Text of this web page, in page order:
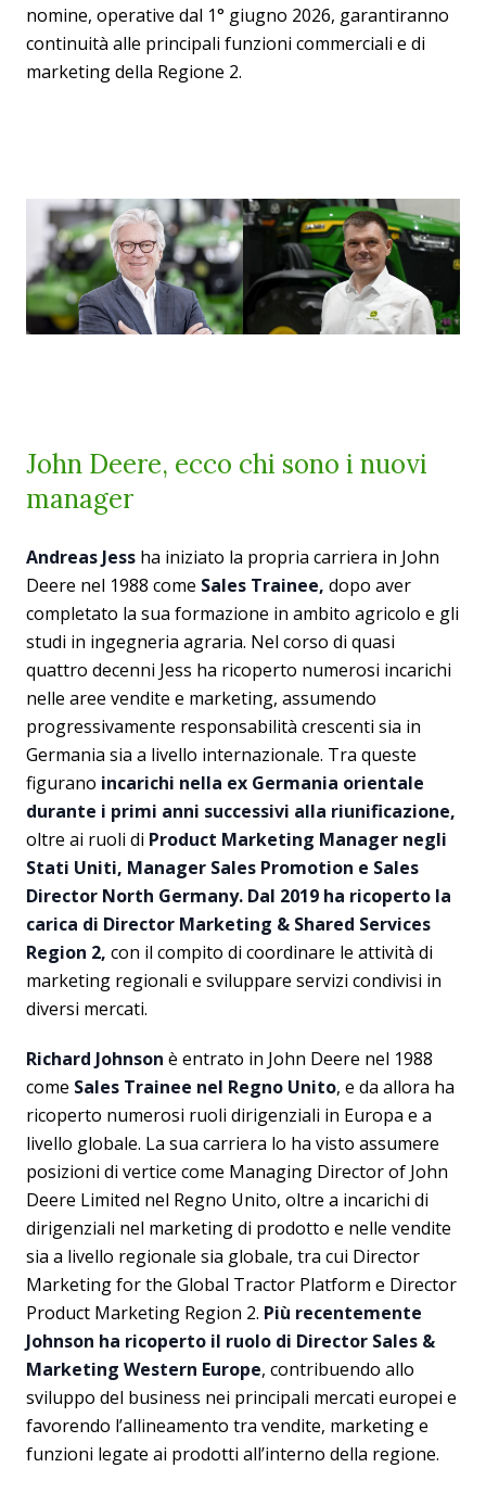
nomine, operative dal 1° giugno 2026, garantiranno
continuità alle principali funzioni commerciali e di
marketing della Regione 2.
John Deere, ecco chi sono i nuovi
manager
Andreas Jess ha iniziato la propria carriera in John
Deere nel 1988 come Sales Trainee, dopo aver
completato la sua formazione in ambito agricolo e gli
studi in ingegneria agraria. Nel corso di quasi
quattro decenni Jess ha ricoperto numerosi incarichi
nelle aree vendite e marketing, assumendo
progressivamente responsabilità crescenti sia in
Germania sia a livello internazionale. Tra queste
figurano incarichi nella ex Germania orientale
durante i primi anni successivi alla riunificazione,
oltre ai ruoli di Product Marketing Manager negli
Stati Uniti, Manager Sales Promotion e Sales
Director North Germany. Dal 2019 ha ricoperto la
carica di Director Marketing & Shared Services
Region 2, con il compito di coordinare le attività di
marketing regionali e sviluppare servizi condivisi in
diversi mercati.
Richard Johnson è entrato in John Deere nel 1988
come Sales Trainee nel Regno Unito, e da allora ha
ricoperto numerosi ruoli dirigenziali in Europa e a
livello globale. La sua carriera lo ha visto assumere
posizioni di vertice come Managing Director of John
Deere Limited nel Regno Unito, oltre a incarichi di
dirigenziali nel marketing di prodotto e nelle vendite
sia a livello regionale sia globale, tra cui Director
Marketing for the Global Tractor Platform e Director
Product Marketing Region 2. Più recentemente
Johnson ha ricoperto il ruolo di Director Sales &
Marketing Western Europe, contribuendo allo
sviluppo del business nei principali mercati europei e
favorendo l’allineamento tra vendite, marketing e
funzioni legate ai prodotti all’interno della regione.